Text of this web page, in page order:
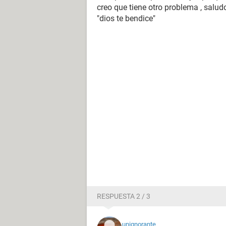
creo que tiene otro problema ,
"dios te bendice"
RESPUESTA 2 / 3
unignorante